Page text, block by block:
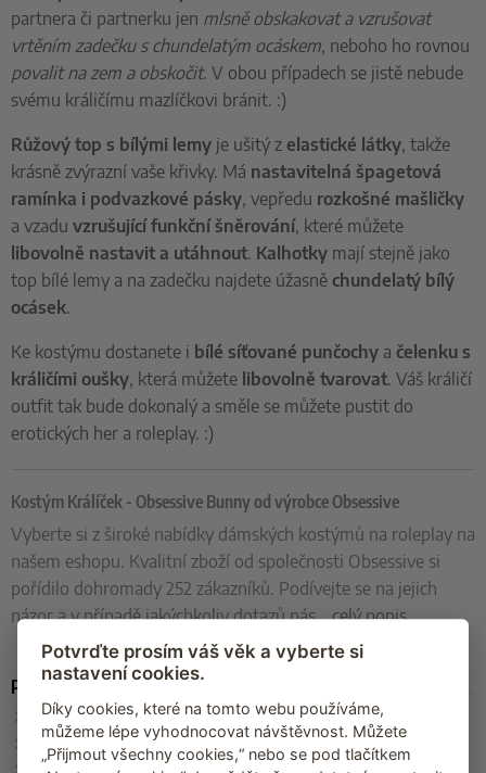
partnera či partnerku jen mlsně obskakovat a vzrušovat
vrtěním zadečku s chundelatým ocáskem, neboho ho rovnou
povalit na zem a obskočit. V obou případech se jistě nebude
svému králičímu mazlíčkovi bránit. :)
Růžový top s bílými lemy je ušitý z elastické látky, takže
krásně zvýrazní vaše křivky. Má nastavitelná špagetová
ramínka i podvazkové pásky, vepředu rozkošné mašličky
a vzadu vzrušující funkční šněrování, které můžete
libovolně nastavit a utáhnout. Kalhotky mají stejně jako
top bílé lemy a na zadečku najdete úžasně chundelatý bílý
ocásek.
Ke kostýmu dostanete i bílé síťované punčochy a čelenku s
králičími oušky, která můžete libovolně tvarovat. Váš králičí
outfit tak bude dokonalý a směle se můžete pustit do
erotických her a roleplay. :)
Kostým Králíček - Obsessive Bunny od výrobce Obsessive
Vyberte si z široké nabídky dámských kostýmů na roleplay na
našem eshopu. Kvalitní zboží od společnosti Obsessive si
pořídilo dohromady 252 zákazníků. Podívejte se na jejich
názor a v případě jakýchkoliv dotazů nás…celý popis
Parametry
Velikost: S/M, L/XL
Barva: růžovo-bílá
Materiál
: 88 % polyester, 12 % spandex
Potvrďte prosím váš věk a vyberte si
nastavení cookies.
Díky cookies, které na tomto webu používáme,
můžeme lépe vyhodnocovat návštěvnost. Můžete
„Přijmout všechny cookies,“ nebo se pod tlačítkem